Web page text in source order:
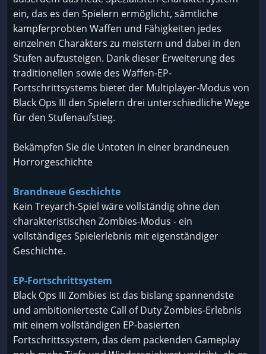
ein, das es den Spielern ermöglicht, sämtliche
kampferprobten Waffen und Fähigkeiten jedes
einzelnen Charakters zu meistern und dabei in den
Stufen aufzusteigen. Dank dieser Erweiterung des
traditionellen sowie des Waffen-EP-
Fortschrittsystems bietet der Multiplayer-Modus von
Black Ops III den Spielern drei unterschiedliche Wege
für den Stufenaufstieg.
Bekämpfen Sie die Untoten in einer brandneuen
Horrorgeschichte
Brandneue Geschichte
Kein Treyarch-Spiel wäre vollständig ohne den
charakteristischen Zombies-Modus - ein
vollständiges Spielerlebnis mit eigenständiger
Geschichte.
EP-Fortschrittsystem
Black Ops III Zombies ist das bislang spannendste
und ambitionierteste Call of Duty Zombies-Erlebnis
mit einem vollständigen EP-basierten
Fortschrittssystem, das dem packenden Gameplay